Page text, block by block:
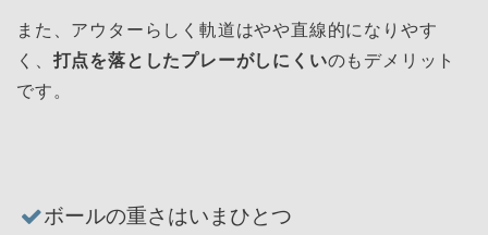
また、アウターらしく軌道はやや直線的になりやす
く、 打点を落としたプレーがしにくいのもデメリット
です。
ボールの重さはいまひとつ